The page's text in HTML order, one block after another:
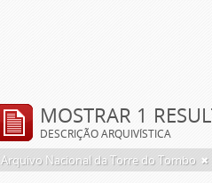
MOSTRAR 1
DESCRIÇÃO ARQUIVÍSTICA
Arquivo Nacional da Torre do Tombo